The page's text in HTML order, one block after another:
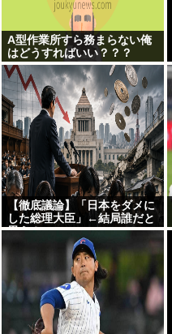
A型作業所すら務まらない俺
はどうすればいい？？？
【徹底議論】「日本をダメに
した総理大臣」←結局誰だと
思う？